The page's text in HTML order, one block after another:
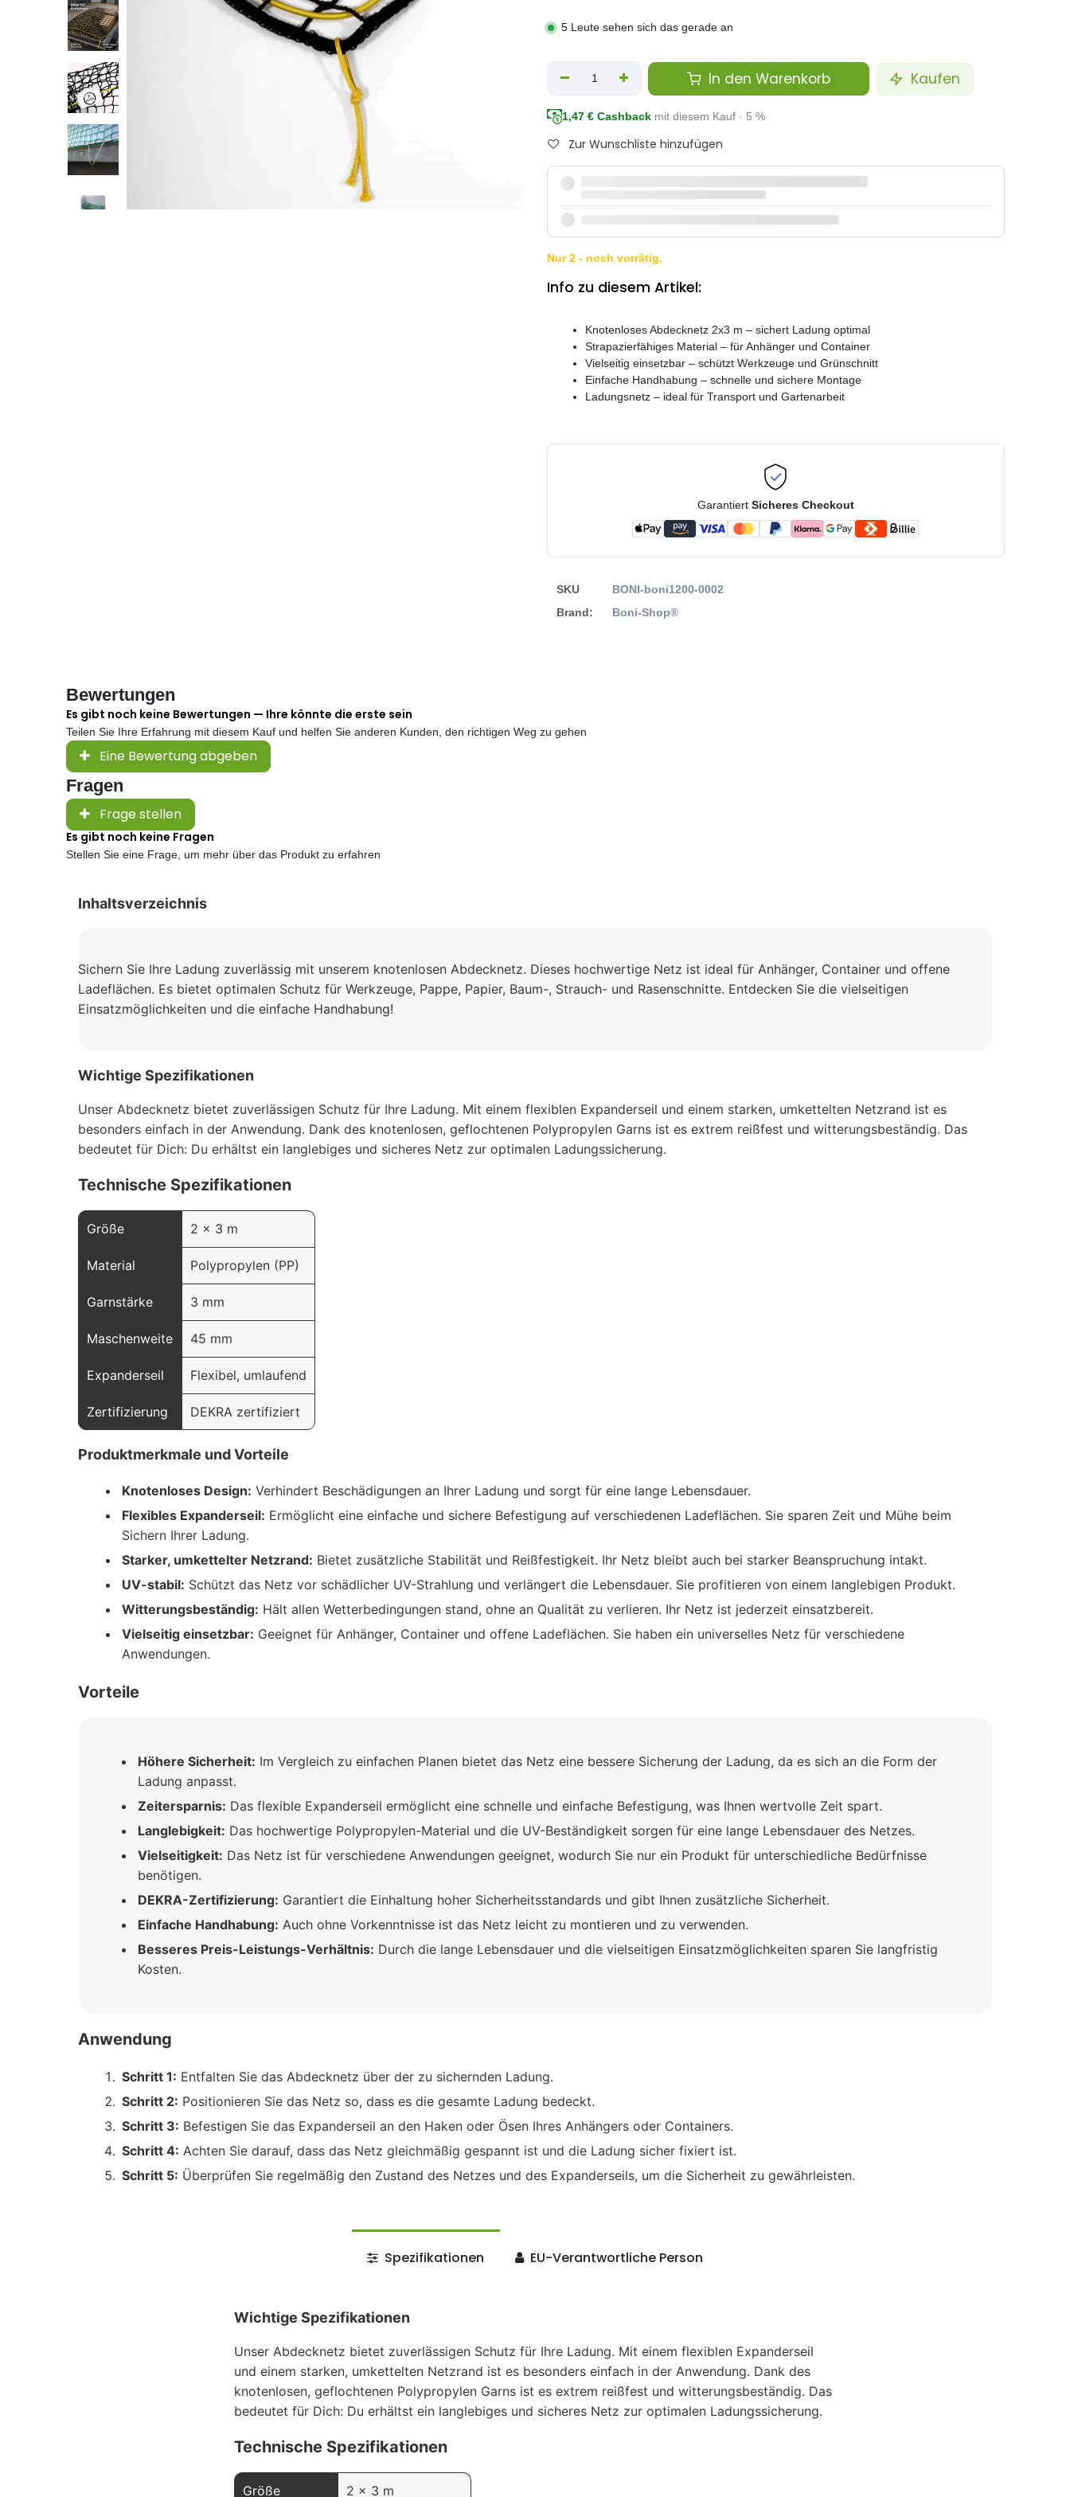
5 Leute sehen sich das gerade an
In den Warenkorb Kaufen
1,47 € Cashback mit diesem Kauf · 5 %
Zur Wunschliste hinzufügen
Nur 2 - noch vorrätig.
Info zu diesem Artikel:
Knotenloses Abdecknetz 2x3 m – sichert Ladung optimal
Strapazierfähiges Material – für Anhänger und Container
Vielseitig einsetzbar – schützt Werkzeuge und Grünschnitt
Einfache Handhabung – schnelle und sichere Montage
Ladungsnetz – ideal für Transport und Gartenarbeit
Garantiert Sicheres Checkout
SKU
BONI-boni1200-0002
Brand:
Boni-Shop®
Bewertungen
Es gibt noch keine Bewertungen — Ihre könnte die erste sein
Teilen Sie Ihre Erfahrung mit diesem Kauf und helfen Sie anderen Kunden, den richtigen Weg zu gehen
Eine Bewertung abgeben
Fragen
Frage stellen
Es gibt noch keine Fragen
Stellen Sie eine Frage, um mehr über das Produkt zu erfahren
Inhaltsverzeichnis
Sichern Sie Ihre Ladung zuverlässig mit unserem knotenlosen Abdecknetz. Dieses hochwertige Netz ist ideal für Anhänger, Container und offene
Ladeflächen. Es bietet optimalen Schutz für Werkzeuge, Pappe, Papier, Baum-, Strauch- und Rasenschnitte. Entdecken Sie die vielseitigen
Einsatzmöglichkeiten und die einfache Handhabung!
Wichtige Spezifikationen
Unser Abdecknetz bietet zuverlässigen Schutz für Ihre Ladung. Mit einem flexiblen Expanderseil und einem starken, umkettelten Netzrand ist es
besonders einfach in der Anwendung. Dank des knotenlosen, geflochtenen Polypropylen Garns ist es extrem reißfest und witterungsbeständig. Das
bedeutet für Dich: Du erhältst ein langlebiges und sicheres Netz zur optimalen Ladungssicherung.
Technische Spezifikationen
Größe 2 x 3 m
Material Polypropylen (PP)
Garnstärke 3 mm
Maschenweite 45 mm
Expanderseil Flexibel, umlaufend
Zertifizierung DEKRA zertifiziert
Produktmerkmale und Vorteile
Knotenloses Design: Verhindert Beschädigungen an Ihrer Ladung und sorgt für eine lange Lebensdauer.
Flexibles Expanderseil: Ermöglicht eine einfache und sichere Befestigung auf verschiedenen Ladeflächen. Sie sparen Zeit und Mühe beim
Sichern Ihrer Ladung.
Starker, umkettelter Netzrand: Bietet zusätzliche Stabilität und Reißfestigkeit. Ihr Netz bleibt auch bei starker Beanspruchung intakt.
UV-stabil: Schützt das Netz vor schädlicher UV-Strahlung und verlängert die Lebensdauer. Sie profitieren von einem langlebigen Produkt.
Witterungsbeständig: Hält allen Wetterbedingungen stand, ohne an Qualität zu verlieren. Ihr Netz ist jederzeit einsatzbereit.
Vielseitig einsetzbar: Geeignet für Anhänger, Container und offene Ladeflächen. Sie haben ein universelles Netz für verschiedene
Anwendungen.
Vorteile
Höhere Sicherheit: Im Vergleich zu einfachen Planen bietet das Netz eine bessere Sicherung der Ladung, da es sich an die Form der
Ladung anpasst.
Zeitersparnis: Das flexible Expanderseil ermöglicht eine schnelle und einfache Befestigung, was Ihnen wertvolle Zeit spart.
Langlebigkeit: Das hochwertige Polypropylen-Material und die UV-Beständigkeit sorgen für eine lange Lebensdauer des Netzes.
Vielseitigkeit: Das Netz ist für verschiedene Anwendungen geeignet, wodurch Sie nur ein Produkt für unterschiedliche Bedürfnisse
benötigen.
DEKRA-Zertifizierung: Garantiert die Einhaltung hoher Sicherheitsstandards und gibt Ihnen zusätzliche Sicherheit.
Einfache Handhabung: Auch ohne Vorkenntnisse ist das Netz leicht zu montieren und zu verwenden.
Besseres Preis-Leistungs-Verhältnis: Durch die lange Lebensdauer und die vielseitigen Einsatzmöglichkeiten sparen Sie langfristig
Kosten.
Anwendung
Schritt 1: Entfalten Sie das Abdecknetz über der zu sichernden Ladung.
Schritt 2: Positionieren Sie das Netz so, dass es die gesamte Ladung bedeckt.
Schritt 3: Befestigen Sie das Expanderseil an den Haken oder Ösen Ihres Anhängers oder Containers.
Schritt 4: Achten Sie darauf, dass das Netz gleichmäßig gespannt ist und die Ladung sicher fixiert ist.
Schritt 5: Überprüfen Sie regelmäßig den Zustand des Netzes und des Expanderseils, um die Sicherheit zu gewährleisten.
Spezifikationen EU-Verantwortliche Person
Wichtige Spezifikationen
Unser Abdecknetz bietet zuverlässigen Schutz für Ihre Ladung. Mit einem flexiblen Expanderseil
und einem starken, umkettelten Netzrand ist es besonders einfach in der Anwendung. Dank des
knotenlosen, geflochtenen Polypropylen Garns ist es extrem reißfest und witterungsbeständig. Das
bedeutet für Dich: Du erhältst ein langlebiges und sicheres Netz zur optimalen Ladungssicherung.
Technische Spezifikationen
Größe 2 x 3 m